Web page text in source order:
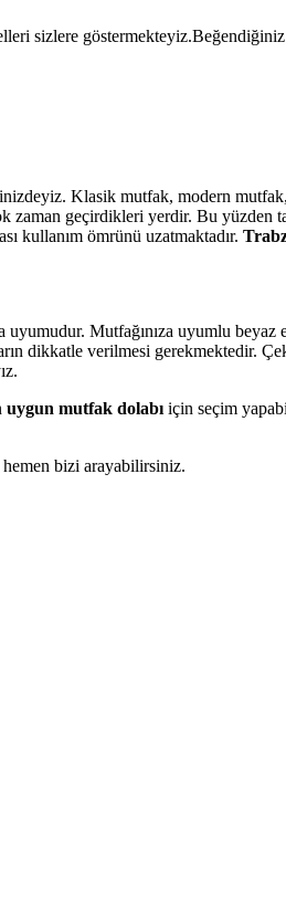
sizlere göstermekteyiz.Beğendiğiniz
Klasik mutfak, modern
zaman geçirdikleri yerdir. Bu yüzden
kullanım ömrünü uzatmaktadır.
Mutfağınıza uyumlu
dikkatle verilmesi gerekmektedir.
uygun mutfak dolabı için seçim
bizi arayabilirsiniz.